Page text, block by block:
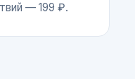
— 199 ₽.